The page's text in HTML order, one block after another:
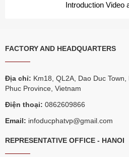
Introduction Video
FACTORY AND HEADQUARTERS
Địa chỉ: Km18, QL2A, Dao Duc
Phuc Province, Vietnam
Điện thoại: 0862609866
Email: infoducphatvp@gmail.com
REPRESENTATIVE OFFICE - HANOI